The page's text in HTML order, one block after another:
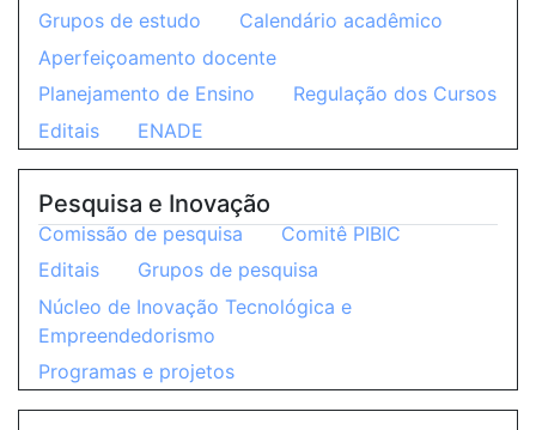
Grupos de estudo
Calendário acadêmico
Aperfeiçoamento docente
Planejamento de Ensino
Regulação dos Cursos
Editais
ENADE
Pesquisa e Inovação
Comissão de pesquisa
Comitê PIBIC
Editais
Grupos de pesquisa
Núcleo de Inovação Tecnológica e
Empreendedorismo
Programas e projetos